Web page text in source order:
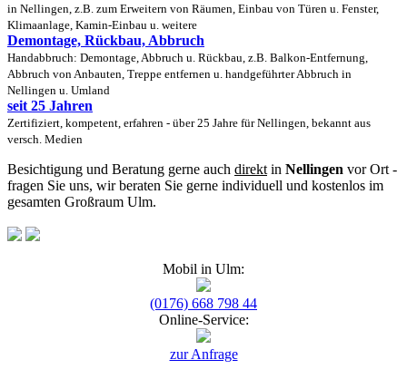
in Nellingen, z.B. zum Erweitern von Räumen, Einbau von Türen u. Fenster,
Klimaanlage, Kamin-Einbau u. weitere
Demontage, Rückbau, Abbruch
Handabbruch: Demontage, Abbruch u. Rückbau, z.B. Balkon-Entfernung,
Abbruch von Anbauten, Treppe entfernen u. handgeführter Abbruch in
Nellingen u. Umland
seit 25 Jahren
Zertifiziert, kompetent, erfahren - über 25 Jahre für Nellingen, bekannt aus
versch. Medien
Besichtigung und Beratung gerne auch direkt in Nellingen vor Ort -
fragen Sie uns, wir beraten Sie gerne individuell und kostenlos im
gesamten Großraum Ulm.
Mobil in Ulm:
(0176) 668 798 44
Online-Service:
zur Anfrage